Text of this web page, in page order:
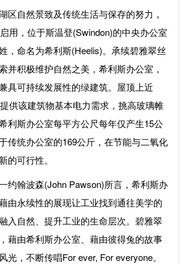
区自然景致及传统生活与保存的努力，
用，位于斯温登(Swindon)的中央办公室
，命名为希利斯(Heelis)。承续碧雅翠丝
并积极维护自然之美，希利斯办公室，
具可持续发展性的绿建筑。屋顶上近
供该建筑物基本电力需求，挑高玻璃帷
利斯办公室每平方公尺每年仅产生15公
传统办公室的169公斤，在节能与二氧化
的可行性。
约翰波森(John Pawson)所言，希利斯办
由永续性的展现让工业找到通往美学的
入自然、提升工业的生命层次。碧雅翠
藉由希利斯办公室、藉由彼得兔的故事
光，不断传唱For ever, For everyone。